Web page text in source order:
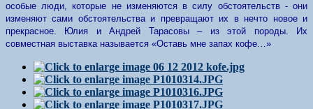
особые люди, которые не изменяются в силу обстоятельств - они
изменяют сами обстоятельства и превращают их в нечто новое и
прекрасное. Юлия и Андрей Тарасовы – из этой породы. Их
совместная выставка называется «Оставь мне запах кофе…»